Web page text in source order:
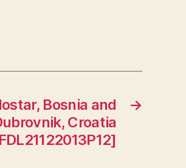
→
Bosnia and
Croatia